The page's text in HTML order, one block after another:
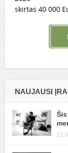
skirtas 40 000
NAUJAUSI
22